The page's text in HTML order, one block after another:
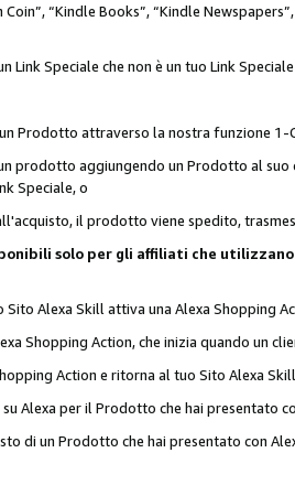
“Kindle Books”, “Kindle
Link Speciale che non è un tuo Link
Prodotto attraverso la nostra funzione 1-
prodotto aggiungendo un Prodotto al
Speciale, o
il prodotto viene spedito,
solo per gli affiliati che
Alexa Skill attiva una Alexa Shopping
Shopping Action, che inizia quando un
Action e ritorna al tuo Sito Alexa
Alexa per il Prodotto che hai presentato
di un Prodotto che hai presentato con